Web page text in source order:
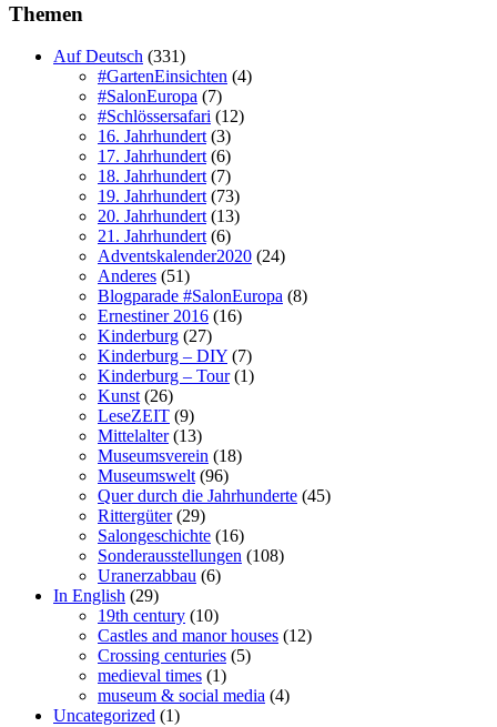
Themen
Auf Deutsch (331)
#GartenEinsichten (4)
#SalonEuropa (7)
#Schlössersafari (12)
16. Jahrhundert (3)
17. Jahrhundert (6)
18. Jahrhundert (7)
19. Jahrhundert (73)
20. Jahrhundert (13)
21. Jahrhundert (6)
Adventskalender2020 (24)
Anderes (51)
Blogparade #SalonEuropa (8)
Ernestiner 2016 (16)
Kinderburg (27)
Kinderburg – DIY (7)
Kinderburg – Tour(1)
Kunst (26)
LeseZEIT (9)
Mittelalter(13)
Museumsverein (18)
Museumswelt (96)
Quer durch die Jahrhunderte (45)
Rittergüter(29)
Salongeschichte (16)
Sonderausstellungen (108)
Uranerzabbau (6)
In English (29)
19th century (10)
Castles and manor houses (12)
Crossing centuries (5)
medieval times (1)
museum & social media (4)
Uncategorized (1)